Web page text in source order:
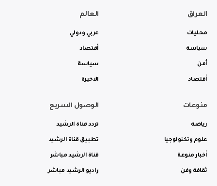
العراق
محليات
سياسة
أمن
أقتصاد
العالم
عربي ودولي
أقتصاد
سياسة
الاخيرة
منوعات
رياضة
علوم وتكنولوجيا
أخبار منوعة
ثقافة وفن
الوصول السريع
تردد قناة الرشيد
تطبيق قناة الرشيد
قناة الرشيد مباشر
راديو الرشيد مباشر